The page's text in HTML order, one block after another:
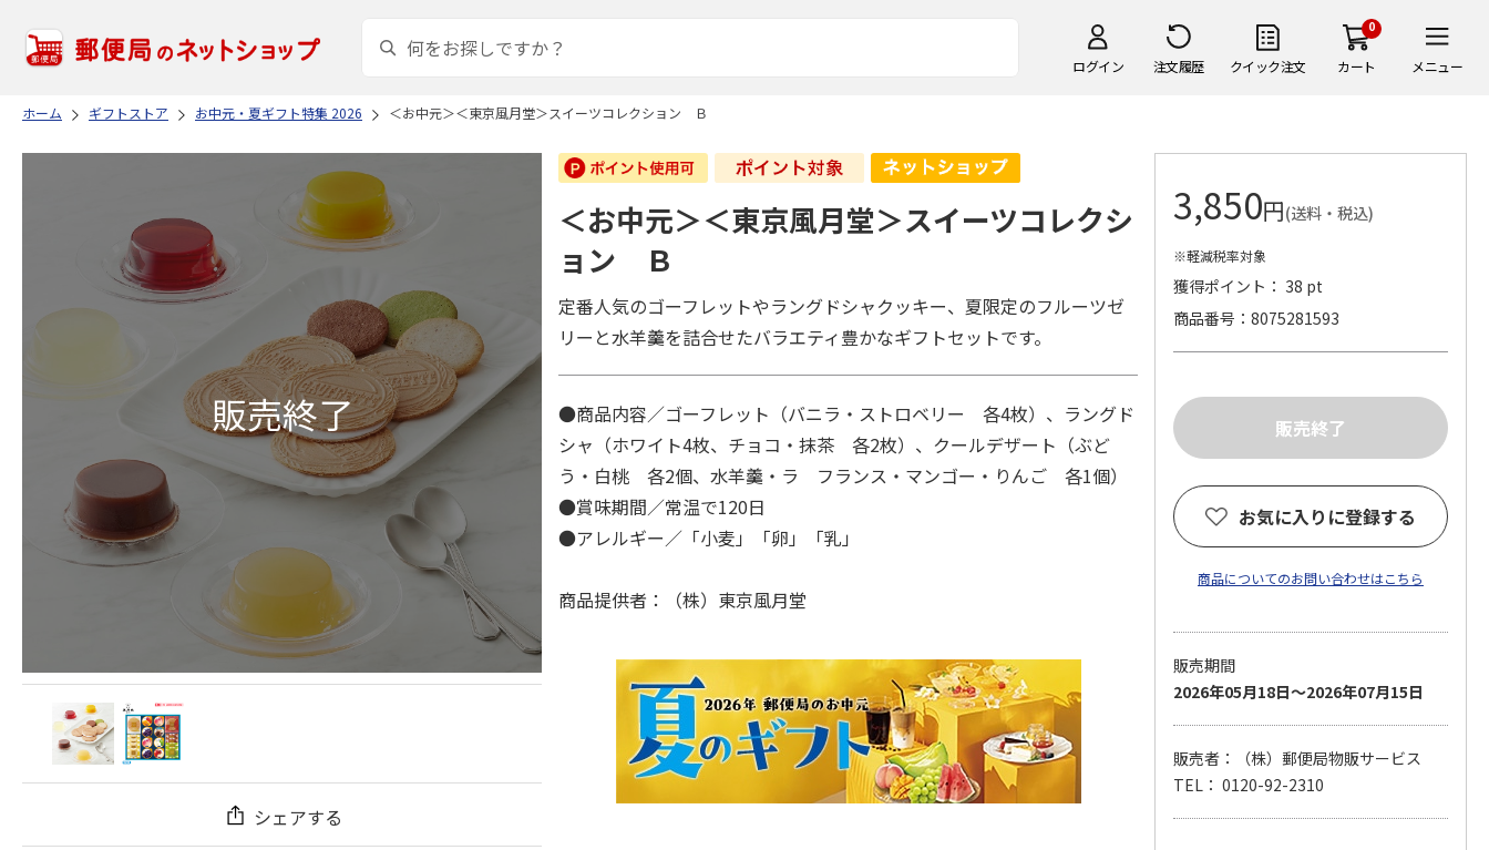
ログイン 注文履歴 クイック注文
0
カート メニュー
ホーム ギフトストア お中元・夏ギフト特集 2026 ＜お中元＞＜東京風月堂＞スイーツコレクション Ｂ
シェアする
＜お中元＞＜東京風月堂＞スイーツコレクシ
ョン Ｂ
定番人気のゴーフレットやラングドシャクッキー、夏限定のフルーツゼ
リーと水羊羹を詰合せたバラエティ豊かなギフトセットです。
●商品内容／ゴーフレット（バニラ・ストロベリー 各4枚）、ラングド
シャ（ホワイト4枚、チョコ・抹茶 各2枚）、クールデザート（ぶど
う・白桃 各2個、水羊羹・ラ フランス・マンゴー・りんご 各1個）
●賞味期間／常温で120日
●アレルギー／「小麦」「卵」「乳」
商品提供者：（株）東京風月堂
3,850円(送料・税込)
※軽減税率対象
獲得ポイント： 38 pt
商品番号
8075281593
お気に入りに登録する
商品についてのお問い合わせはこちら
販売期間
2026年05月18日～2026年07月15日
販売者：（株）郵便局物販サービス
TEL： 0120-92-2310